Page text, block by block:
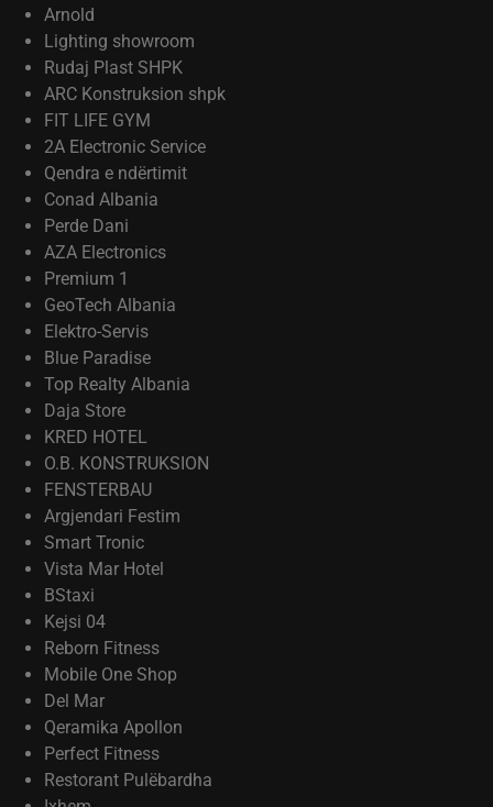
Arnold
Lighting showroom
Rudaj Plast SHPK
ARC Konstruksion shpk
FIT LIFE GYM
2A Electronic Service
Qendra e ndërtimit
Conad Albania
Perde Dani
AZA Electronics
Premium 1
GeoTech Albania
Elektro-Servis
Blue Paradise
Top Realty Albania
Daja Store
KRED HOTEL
O.B. KONSTRUKSION
FENSTERBAU
Argjendari Festim
Smart Tronic
Vista Mar Hotel
BStaxi
Kejsi 04
Reborn Fitness
Mobile One Shop
Del Mar
Qeramika Apollon
Perfect Fitness
Restorant Pulëbardha